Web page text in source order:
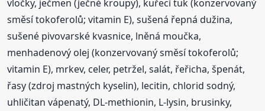
vločky, ječmen (ječné kroupy), kuřecí tuk (konzervovaný
směsí tokoferolů; vitamin E), sušená řepná dužina,
sušené pivovarské kvasnice, lněná moučka,
menhadenový olej (konzervovaný směsí tokoferolů;
vitamin E), mrkev, celer, petržel, salát, řeřicha, špenát,
řasy (zdroj mastných kyselin), lecitin, chlorid sodný,
uhličitan vápenatý, DL-methionin, L-lysin, brusinky,